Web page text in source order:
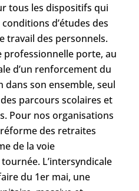
tous les dispositifs qui
d’études des
travail des personnels.
professionnelle porte, au
d’un renforcement du
dans son ensemble, seul
parcours scolaires et
Pour nos organisations
des retraites
de la voie
L’intersyndicale
du 1er mai, une